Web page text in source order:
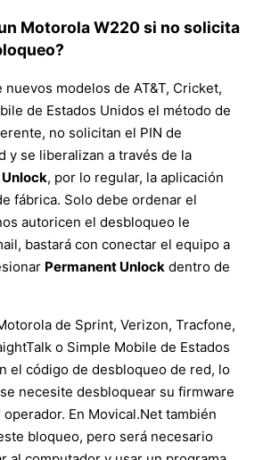
Motorola W220 si no solicita
nuevos modelos de AT&T, Cricket,
de Estados Unidos el método de
no solicitan el PIN de
y se liberalizan a través de la
, por lo regular, la aplicación
fábrica. Solo debe ordenar el
autoricen el desbloqueo le
bastará con conectar el equipo a
Permanent Unlock dentro de
de Sprint, Verizon, Tracfone,
o Simple Mobile de Estados
el código de desbloqueo de red, lo
necesite desbloquear su firmware
En Movical.Net también
bloqueo, pero será necesario